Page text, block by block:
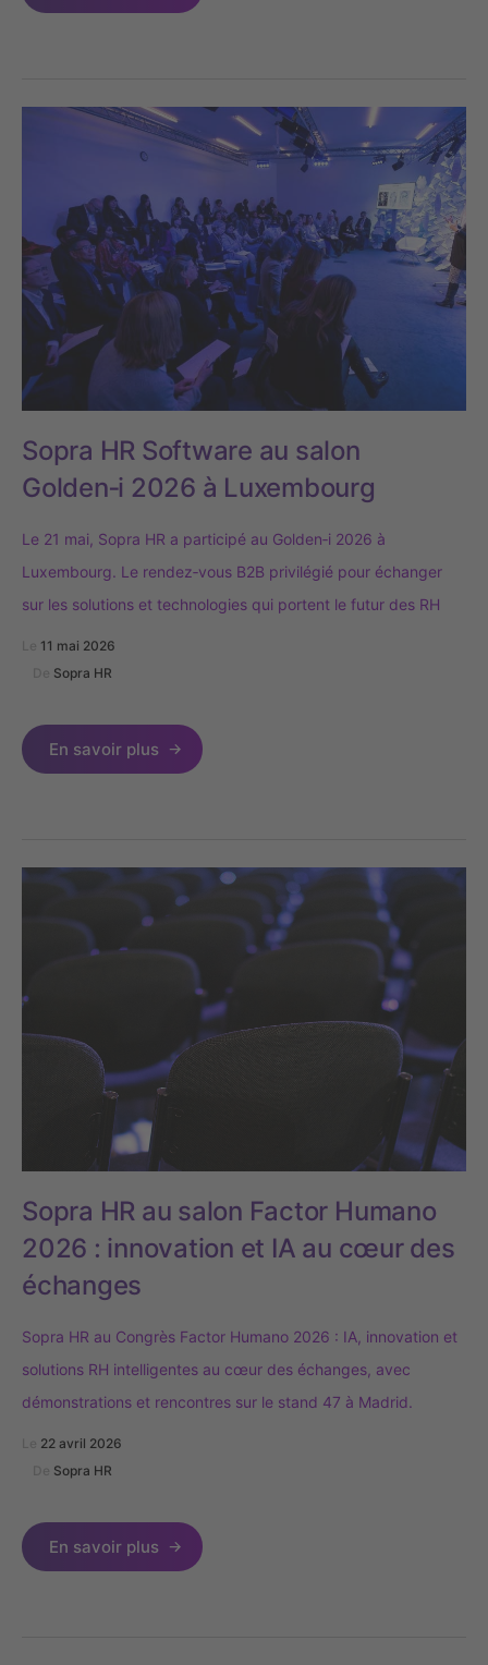
Sopra HR Software au salon
Golden‑i 2026 à Luxembourg
Le 21 mai, Sopra HR a participé au Golden‑i 2026 à
Luxembourg. Le rendez‑vous B2B privilégié pour échanger
sur les solutions et technologies qui portent le futur des RH
11 mai 2026
Sopra HR
En savoir plus
Sopra HR au salon Factor Humano
2026 : innovation et IA au cœur des
échanges
Sopra HR au Congrès Factor Humano 2026 : IA, innovation et
solutions RH intelligentes au cœur des échanges, avec
démonstrations et rencontres sur le stand 47 à Madrid.
22 avril 2026
Sopra HR
En savoir plus